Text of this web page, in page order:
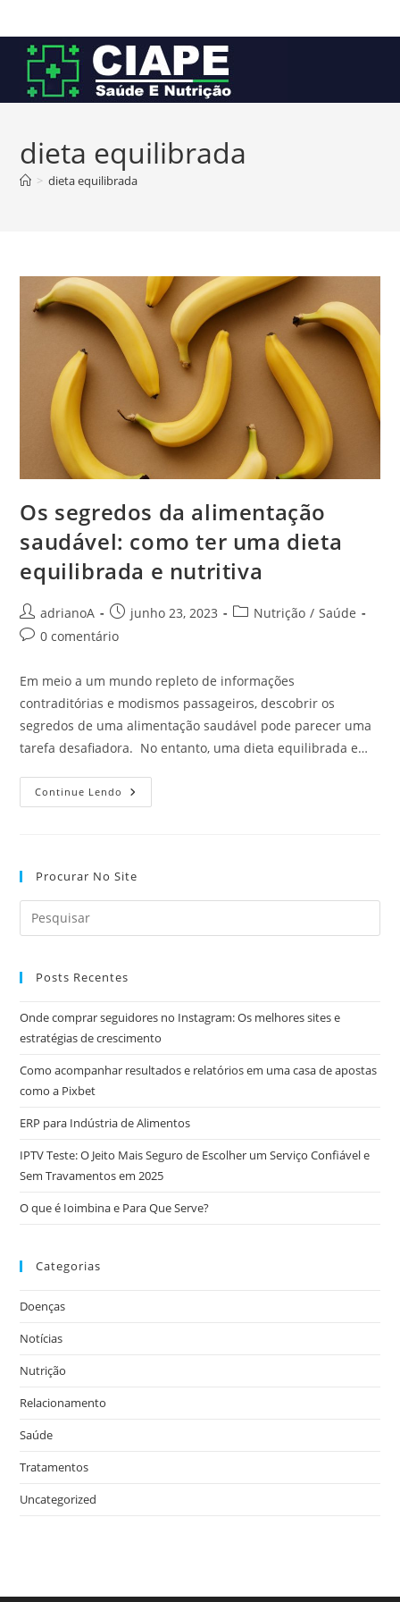
para
conteúdo
dieta equilibrada
> dieta equilibrada
Os segredos da alimentação
saudável: como ter uma dieta
equilibrada e nutritiva
Autor
do
adrianoA
Post
publicado:
junho 23, 2023
Categoria
Nutrição / Saúde
Comentários
0 comentário
Em meio a um mundo repleto de informações
contraditórias e modismos passageiros, descobrir os
segredos de uma alimentação saudável pode parecer uma
tarefa desafiadora. No entanto, uma dieta equilibrada e…
Continue Lendo Os
Segredos
Uma
Equilibrada
Procurar No Site
Posts Recentes
Onde comprar seguidores no Instagram: Os melhores sites e
estratégias de crescimento
Como acompanhar resultados e relatórios em uma casa de apostas
como a Pixbet
ERP para Indústria de Alimentos
IPTV Teste: O Jeito Mais Seguro de Escolher um Serviço Confiável e
Sem Travamentos em 2025
O que é Ioimbina e Para Que Serve?
Categorias
Doenças
Notícias
Nutrição
Relacionamento
Saúde
Tratamentos
Uncategorized